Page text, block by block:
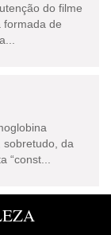
do filme
formada de
sobretudo, da
“const...